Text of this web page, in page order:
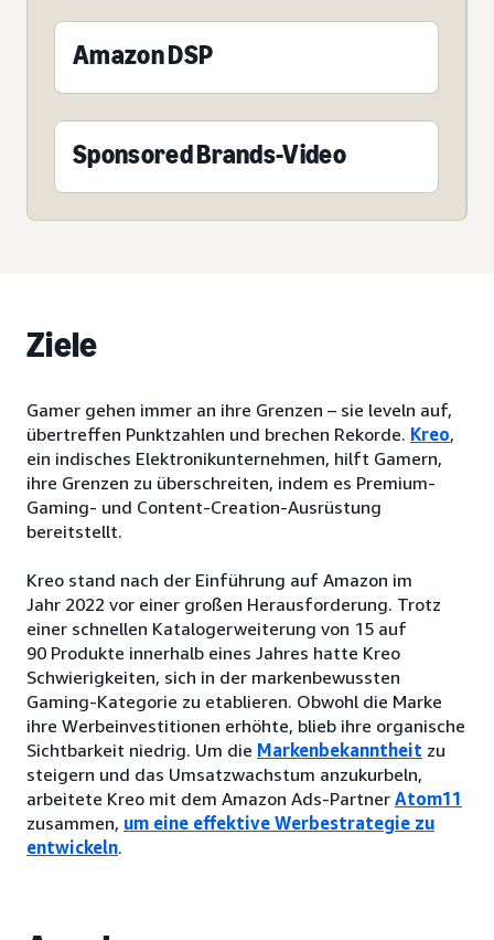
Amazon DSP
Sponsored Brands-Video
Ziele
Gamer gehen immer an ihre Grenzen – sie leveln auf,
übertreffen Punktzahlen und brechen Rekorde. Kreo,
ein indisches Elektronikunternehmen, hilft Gamern,
ihre Grenzen zu überschreiten, indem es Premium-
Gaming- und Content-Creation-Ausrüstung
bereitstellt.
Kreo stand nach der Einführung auf Amazon im
Jahr 2022 vor einer großen Herausforderung. Trotz
einer schnellen Katalogerweiterung von 15 auf
90 Produkte innerhalb eines Jahres hatte Kreo
Schwierigkeiten, sich in der markenbewussten
Gaming-Kategorie zu etablieren. Obwohl die Marke
ihre Werbeinvestitionen erhöhte, blieb ihre organische
Sichtbarkeit niedrig. Um die Markenbekanntheit zu
steigern und das Umsatzwachstum anzukurbeln,
arbeitete Kreo mit dem Amazon Ads-Partner Atom11
zusammen, um eine effektive Werbestrategie zu
entwickeln.